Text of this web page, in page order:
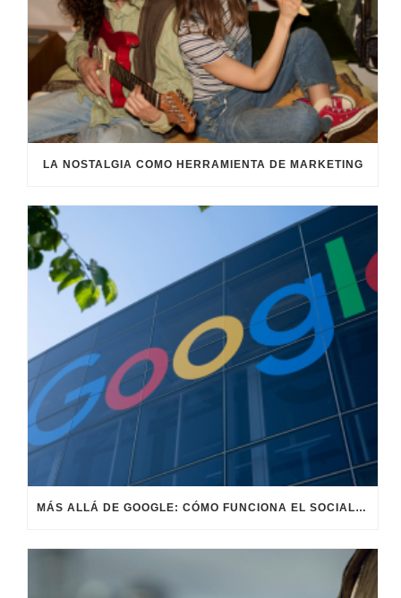
LA NOSTALGIA COMO HERRAMIENTA DE MARKETING
MÁS ALLÁ DE GOOGLE: CÓMO FUNCIONA EL SOCIAL SEARCH EN B2B